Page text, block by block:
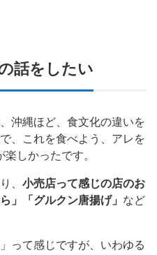
話をしたい
沖縄ほど、食文化の違いを
、これを食べよう、アレを
しかったです。
、 小売店って感じの店のお
」「グルクン唐揚げ」 など
って感じですが、いわゆる